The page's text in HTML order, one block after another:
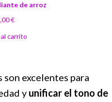
de arroz
€
carrito
excelentes para
y unificar el tono de